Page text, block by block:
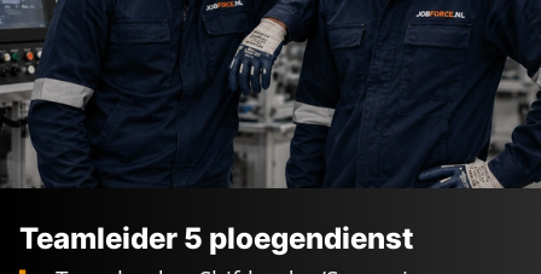
Teamleider 5 ploegendienst